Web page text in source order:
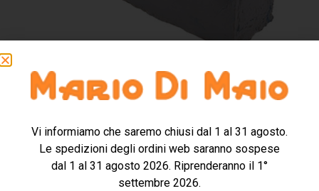
COMPOSTO “ML” PER SGROSSARE
Vi informiamo che saremo chiusi dal 1 al 31 agosto.
Le spedizioni degli ordini web saranno sospese
dal 1 al 31 agosto 2026. Riprenderanno il 1°
settembre 2026.